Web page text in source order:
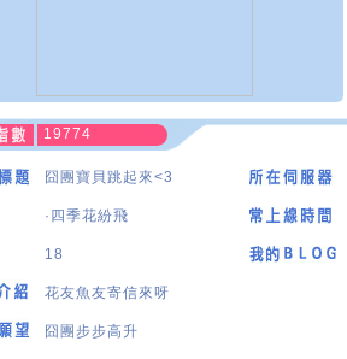
19774
囧團寶貝跳起來<3
·四季花紛飛
18
花友魚友寄信來呀
囧團步步高升